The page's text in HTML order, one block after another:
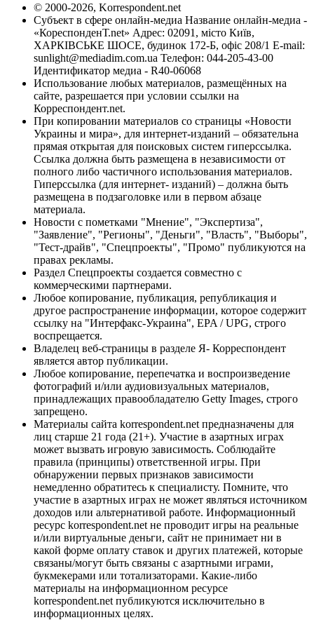
© 2000-2026, Korrespondent.net
Субъект в сфере онлайн-медиа Название онлайн-медиа -
«КореспонденТ.net» Адрес: 02091, місто Київ,
ХАРКІВСЬКЕ ШОСЕ, будинок 172-Б, офіс 208/1 E-mail:
sunlight@mediadim.com.ua Телефон: 044-205-43-00
Идентификатор медиа - R40-06068
Использование любых материалов, размещённых на
сайте, разрешается при условии ссылки на
Корреспондент.net.
При копировании материалов со страницы «Новости
Украины и мира», для интернет-изданий – обязательна
прямая открытая для поисковых систем гиперссылка.
Ссылка должна быть размещена в независимости от
полного либо частичного использования материалов.
Гиперссылка (для интернет- изданий) – должна быть
размещена в подзаголовке или в первом абзаце
материала.
Новости с пометками "Мнение", "Экспертиза",
"Заявление", "Регионы", "Деньги", "Власть", "Выборы",
"Тест-драйв", "Спецпроекты", "Промо" публикуются на
правах рекламы.
Раздел Спецпроекты создается совместно с
коммерческими партнерами.
Любое копирование, публикация, републикация и
другое распространение информации, которое содержит
ссылку на "Интерфакс-Украина", EPA / UPG, строго
воспрещается.
Владелец веб-страницы в разделе Я- Корреспондент
является автор публикации.
Любое копирование, перепечатка и воспроизведение
фотографий и/или аудиовизуальных материалов,
принадлежащих правообладателю Getty Images, строго
запрещено.
Материалы сайта korrespondent.net предназначены для
лиц старше 21 года (21+). Участие в азартных играх
может вызвать игровую зависимость. Соблюдайте
правила (принципы) ответственной игры. При
обнаружении первых признаков зависимости
немедленно обратитесь к специалисту. Помните, что
участие в азартных играх не может являться источником
доходов или альтернативой работе. Информационный
ресурс korrespondent.net не проводит игры на реальные
и/или виртуальные деньги, сайт не принимает ни в
какой форме оплату ставок и других платежей, которые
связаны/могут быть связаны с азартными играми,
букмекерами или тотализаторами. Какие-либо
материалы на информационном ресурсе
korrespondent.net публикуются исключительно в
информационных целях.